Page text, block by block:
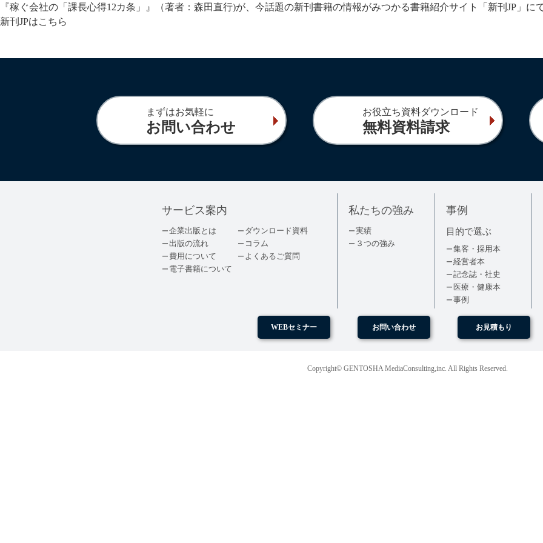
『稼ぐ会社の「課長心得12カ条」』（著者：森田直行)が、今話題の新刊書籍の情報がみつかる書籍紹介サイト「新刊JP」に
新刊JPはこちら
まずはお気軽に
お問い合わせ
お役立ち資料ダウンロード
無料資料請求
サービス案内
企業出版とは
出版の流れ
費用について
電子書籍について
ダウンロード資料
コラム
よくあるご質問
私たちの強み
実績
３つの強み
事例
目的で選ぶ
集客・採用本
経営者本
記念誌・社史
医療・健康本
事例
WEBセミナー お問い合わせ お見積もり
Copyright© GENTOSHA MediaConsulting,inc. All Rights Reserved.